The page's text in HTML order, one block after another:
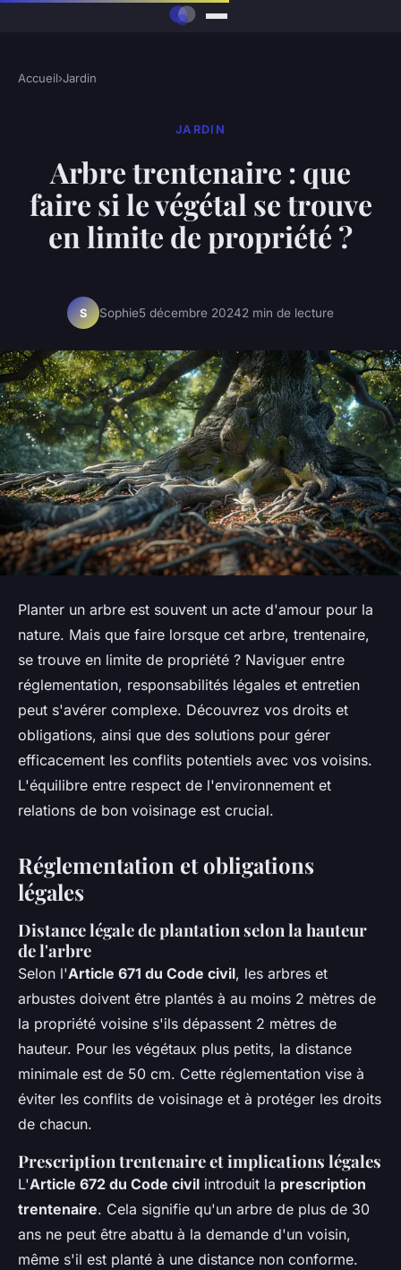
Accueil›Jardin
JARDIN
Arbre trentenaire : que
faire si le végétal se trouve
en limite de propriété ?
S Sophie5 décembre 20242 min de lecture
Planter un arbre est souvent un acte d'amour pour la
nature. Mais que faire lorsque cet arbre, trentenaire,
se trouve en limite de propriété ? Naviguer entre
réglementation, responsabilités légales et entretien
peut s'avérer complexe. Découvrez vos droits et
obligations, ainsi que des solutions pour gérer
efficacement les conflits potentiels avec vos voisins.
L'équilibre entre respect de l'environnement et
relations de bon voisinage est crucial.
Réglementation et obligations
légales
Distance légale de plantation selon la hauteur
de l'arbre
Selon l'Article 671 du Code civil, les arbres et
arbustes doivent être plantés à au moins 2 mètres de
la propriété voisine s'ils dépassent 2 mètres de
hauteur. Pour les végétaux plus petits, la distance
minimale est de 50 cm. Cette réglementation vise à
éviter les conflits de voisinage et à protéger les droits
de chacun.
Prescription trentenaire et implications légales
L'Article 672 du Code civil introduit la prescription
trentenaire. Cela signifie qu'un arbre de plus de 30
ans ne peut être abattu à la demande d'un voisin,
même s'il est planté à une distance non conforme.